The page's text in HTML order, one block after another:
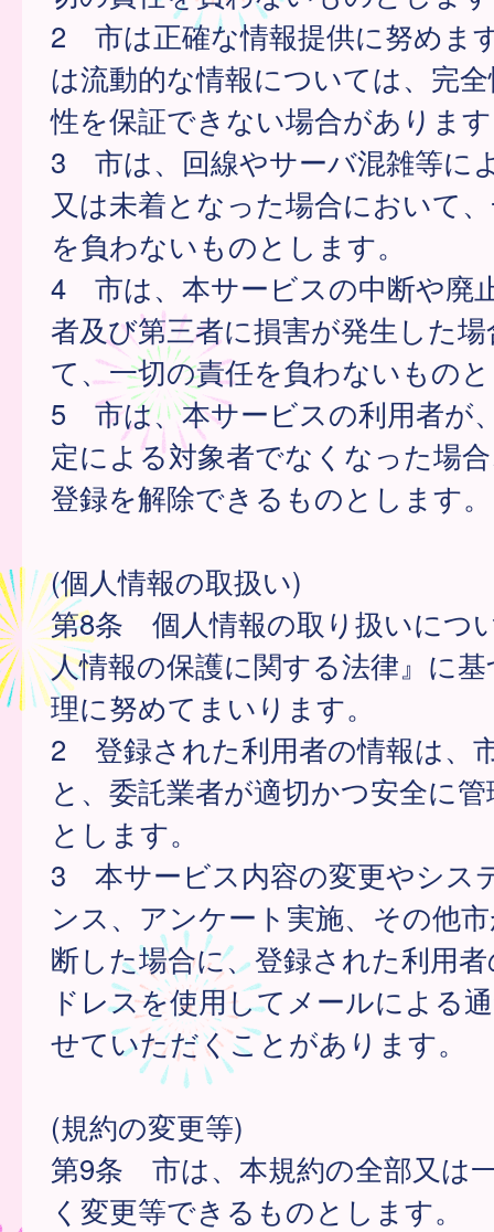
2 市は正確な情報提供に努めま
は流動的な情報については、完
性を保証できない場合がありま
3 市は、回線やサーバ混雑等に
又は未着となった場合において
を負わないものとします。
4 市は、本サービスの中断や廃
者及び第三者に損害が発生した
て、一切の責任を負わないもの
5 市は、本サービスの利用者が
定による対象者でなくなった場
登録を解除できるものとします。
(個人情報の取扱い)
第8条 個人情報の取り扱いにつ
人情報の保護に関する法律』に
理に努めてまいります。
2 登録された利用者の情報は、
と、委託業者が適切かつ安全に
とします。
3 本サービス内容の変更やシス
ンス、アンケート実施、その他
断した場合に、登録された利用
ドレスを使用してメールによる
せていただくことがあります。
(規約の変更等)
第9条 市は、本規約の全部又は
く変更等できるものとします。